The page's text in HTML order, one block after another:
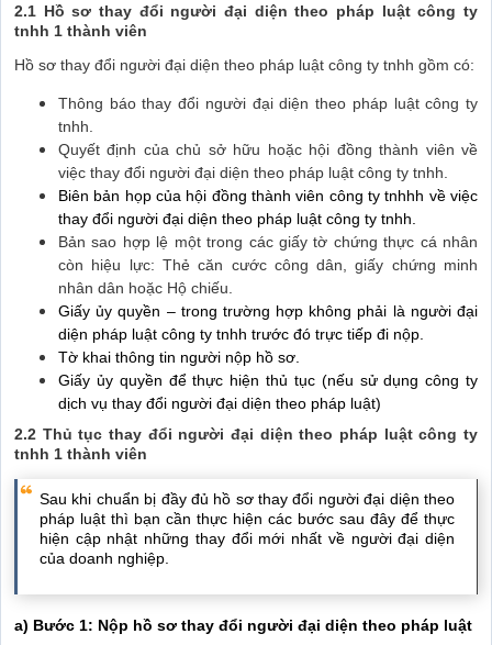
2.1 Hồ sơ thay đổi người đại diện theo pháp luật công ty
tnhh 1 thành viên
Hồ sơ thay đổi người đại diện theo pháp luật công ty tnhh gồm có:
Thông báo thay đổi người đại diện theo pháp luật công ty
tnhh.
Quyết định của chủ sở hữu hoặc hội đồng thành viên về
việc thay đổi người đại diện theo pháp luật công ty tnhh.
Biên bản họp của hội đồng thành viên công ty tnhhh về việc
thay đổi người đại diện theo pháp luật công ty tnhh.
Bản sao hợp lệ một trong các giấy tờ chứng thực cá nhân
còn hiệu lực: Thẻ căn cước công dân, giấy chứng minh
nhân dân hoặc Hộ chiếu.
Giấy ủy quyền – trong trường hợp không phải là người đại
diện pháp luật công ty tnhh trước đó trực tiếp đi nộp.
Tờ khai thông tin người nộp hồ sơ.
Giấy ủy quyền để thực hiện thủ tục (nếu sử dụng công ty
dịch vụ thay đổi người đại diện theo pháp luật)
2.2 Thủ tục thay đổi người đại diện theo pháp luật công ty
tnhh 1 thành viên
Sau khi chuẩn bị đầy đủ hồ sơ thay đổi người đại diện theo
pháp luật thì bạn cần thực hiện các bước sau đây để thực
hiện cập nhật những thay đổi mới nhất về người đại diện
của doanh nghiệp.
a) Bước 1: Nộp hồ sơ thay đổi người đại diện theo pháp luật